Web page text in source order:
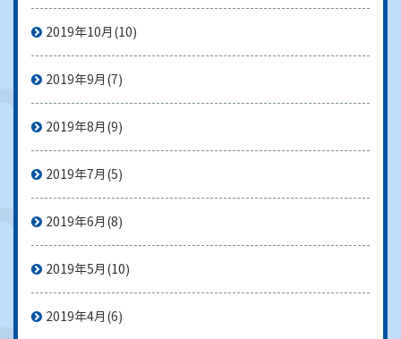
2019年10月 (10)
2019年9月 (7)
2019年8月 (9)
2019年7月 (5)
2019年6月 (8)
2019年5月 (10)
2019年4月 (6)